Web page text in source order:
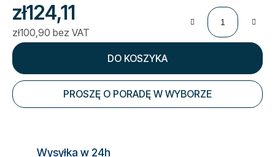
zł124,11
zł100,90 bez VAT
Cena jednostkowa:
DO KOSZYKA
PROSZĘ O PORADĘ W WYBORZE
Wysyłka w 24h